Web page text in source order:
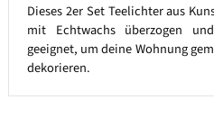
Dieses 2er Set Teelichter aus
mit Echtwachs überzogen
geeignet, um deine Wohnung
dekorieren.